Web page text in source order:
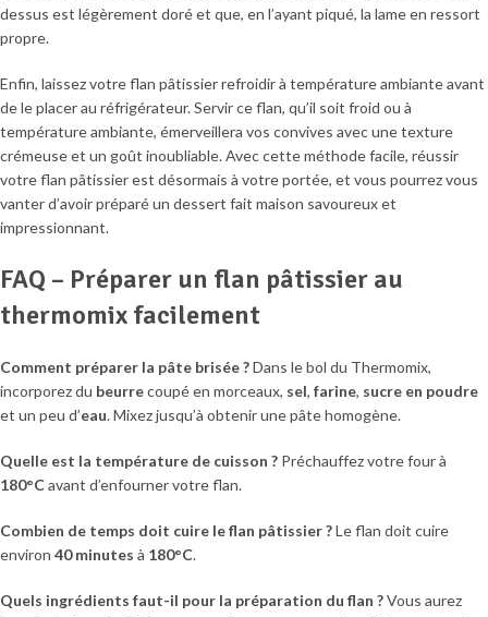
dessus est légèrement doré et que, en l’ayant piqué, la lame en ressort
propre.
Enfin, laissez votre flan pâtissier refroidir à température ambiante avant
de le placer au réfrigérateur. Servir ce flan, qu’il soit froid ou à
température ambiante, émerveillera vos convives avec une texture
crémeuse et un goût inoubliable. Avec cette méthode facile, réussir
votre flan pâtissier est désormais à votre portée, et vous pourrez vous
vanter d’avoir préparé un dessert fait maison savoureux et
impressionnant.
FAQ – Préparer un flan pâtissier au
thermomix facilement
Comment préparer la pâte brisée ?Dans le bol du Thermomix,
incorporez du beurrecoupé en morceaux, sel, farine, sucre en poudre
et un peu d’eau. Mixez jusqu’à obtenir une pâte homogène.
Quelle est la température de cuisson ? Préchauffez votre four à
180°Cavant d’enfourner votre flan.
Combien de temps doit cuire le flan pâtissier ?Le flan doit cuire
environ 40 minutes à 180°C.
Quels ingrédients faut-il pour la préparation du flan ?Vous aurez